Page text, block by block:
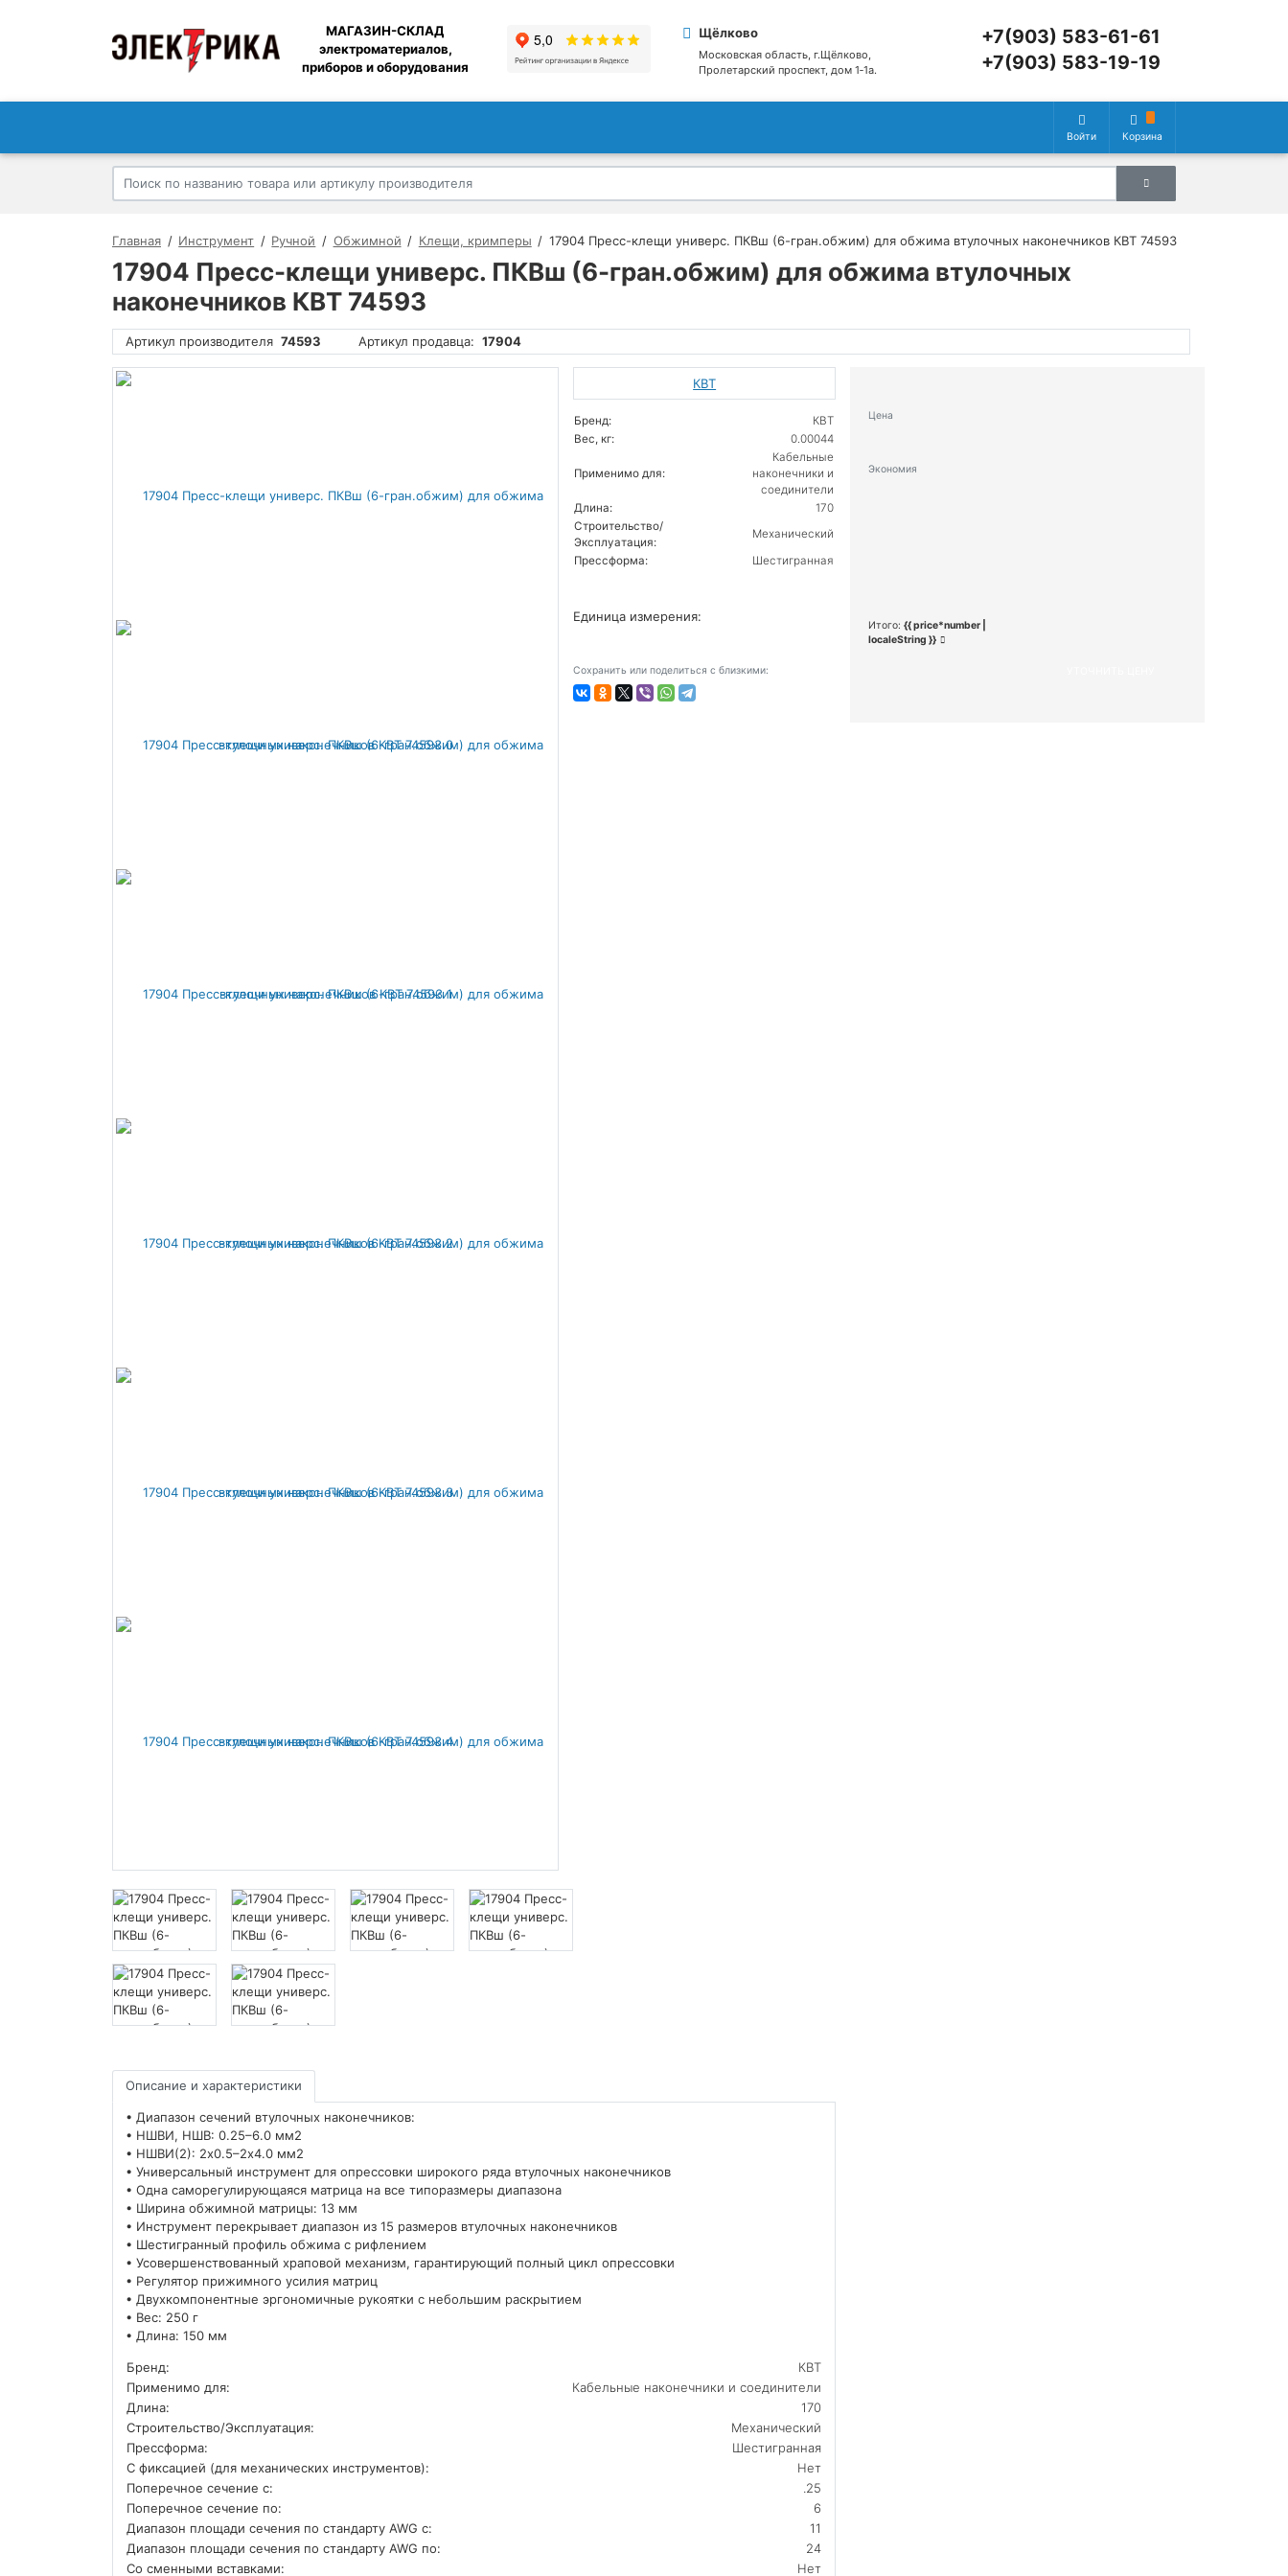
МАГАЗИН-СКЛАД
электроматериалов,
приборов и оборудования
Щёлково
Московская область, г.Щёлково,
Пролетарский проспект, дом 1‑1а.
+7(903) 583-61-61
+7(903) 583-19-19
Войти Корзина
Главная Инструмент Ручной Обжимной Клещи, кримперы 17904 Пресс-клещи универс. ПКВш (6-гран.обжим) для обжима втулочных наконечников КВТ 74593
17904 Пресс-клещи универс. ПКВш (6-гран.обжим) для обжима втулочных
наконечников КВТ 74593
Артикул производителя 74593 Артикул продавца: 17904
КВТ
Бренд:
КВТ
Вес, кг:
0.00044
Применимо для:
Кабельные
наконечники и
соединители
Длина:
170
Строительство/
Эксплуатация:
Механический
Прессформа:
Шестигранная
Единица измерения:
Сохранить или поделиться с близкими:
Цена
Экономия
Итого: {{ price*number |
localeString }}
Описание и характеристики
• Диапазон сечений втулочных наконечников:
• НШВИ, НШВ: 0.25–6.0 мм2
• НШВИ(2): 2х0.5–2х4.0 мм2
• Универсальный инструмент для опрессовки широкого ряда втулочных наконечников
• Одна саморегулирующаяся матрица на все типоразмеры диапазона
• Ширина обжимной матрицы: 13 мм
• Инструмент перекрывает диапазон из 15 размеров втулочных наконечников
• Шестигранный профиль обжима с рифлением
• Усовершенствованный храповой механизм, гарантирующий полный цикл опрессовки
• Регулятор прижимного усилия матриц
• Двухкомпонентные эргономичные рукоятки с небольшим раскрытием
• Вес: 250 г
• Длина: 150 мм
Бренд:
КВТ
Применимо для:
Кабельные наконечники и соединители
Длина:
170
Строительство/Эксплуатация:
Механический
Прессформа:
Шестигранная
С фиксацией (для механических инструментов):
Нет
Поперечное сечение с:
.25
Поперечное сечение по:
6
Диапазон площади сечения по стандарту AWG с:
11
Диапазон площади сечения по стандарту AWG по:
24
Со сменными вставками:
Нет